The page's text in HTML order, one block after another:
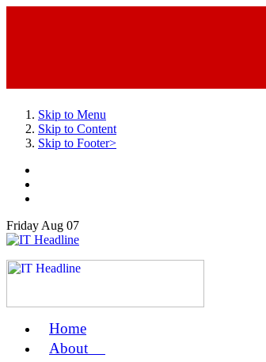
Skip to Menu
Skip to Content
Skip to Footer>
Friday Aug 07
Home
About